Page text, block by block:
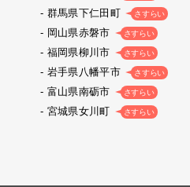
群馬県下仁田町 さすらい
岡山県赤磐市 さすらい
福岡県柳川市 さすらい
岩手県八幡平市 さすらい
富山県南砺市 さすらい
宮城県女川町 さすらい